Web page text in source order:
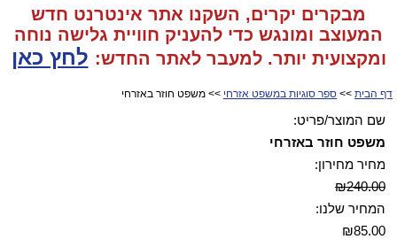
מבקרים יקרים, השקנו אתר אינטרנט חדש
המעוצב ומונגש כדי להעניק חוויית גלישה נוחה
ומקצועית יותר. למעבר לאתר החדש: לחץ כאן
דף הבית >> ספר סוגיות במשפט אזרחי >> משפט חוזר באזרחי
שם המוצר/פריט:
משפט חוזר באזרחי
מחיר מחירון:
₪240.00
המחיר שלנו:
₪85.00